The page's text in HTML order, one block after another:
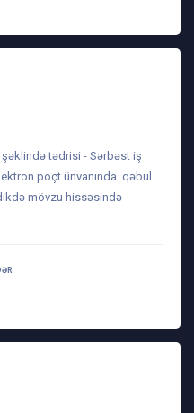
tədrisi - Sərbəst iş
poçt ünvanında qəbul
mövzu hissəsində